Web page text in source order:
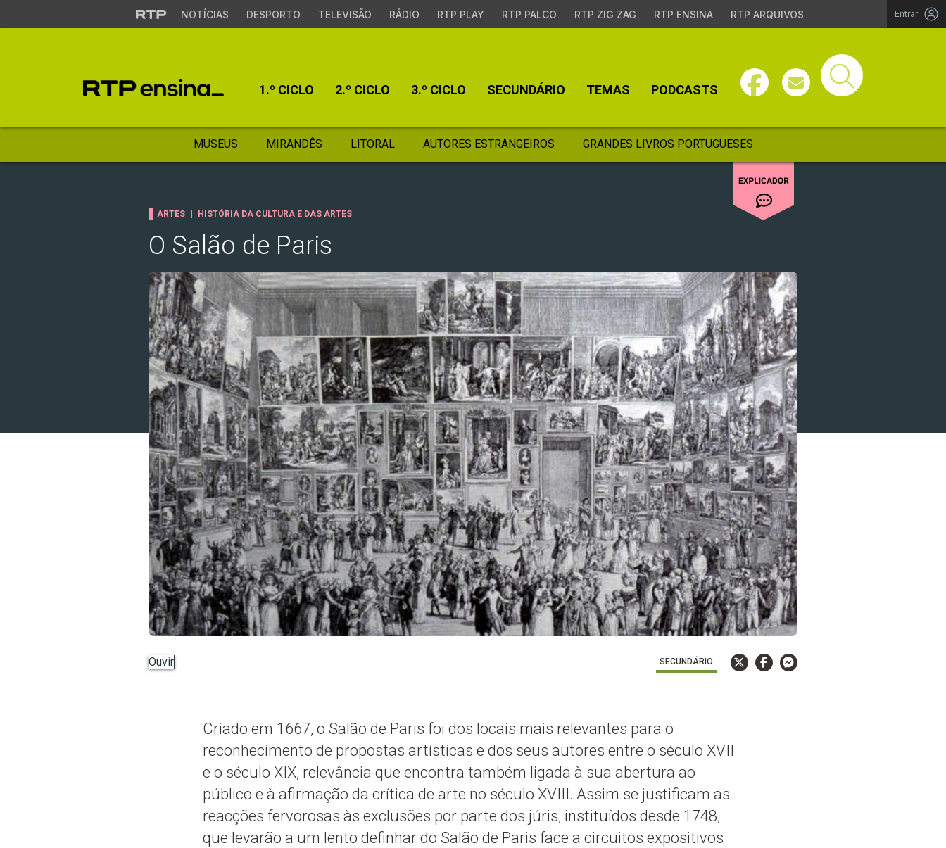
NOTÍCIAS DESPORTO TELEVISÃO RÁDIO RTP PLAY RTP PALCO RTP ZIG ZAG RTP ENSINA RTP ARQUIVOS Entrar
1.º CICLO 2.º CICLO 3.º CICLO SECUNDÁRIO TEMAS PODCASTS
MUSEUS MIRANDÊS LITORAL AUTORES ESTRANGEIROS GRANDES LIVROS PORTUGUESES
ARTES HISTÓRIA DA CULTURA E DAS ARTES
O Salão de Paris
Ouvir SECUNDÁRIO
Criado em 1667, o Salão de Paris foi dos locais mais relevantes para o
reconhecimento de propostas artísticas e dos seus autores entre o século XVII
e o século XIX, relevância que encontra também ligada à sua abertura ao
público e à afirmação da crítica de arte no século XVIII. Assim se justificam as
reacções fervorosas às exclusões por parte dos júris, instituídos desde 1748,
que levarão a um lento definhar do Salão de Paris face a circuitos expositivos